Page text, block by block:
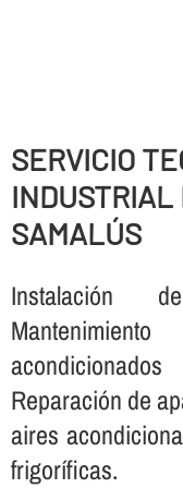
SERVICIO
INDUSTRIAL
SAMALÚS
Instalación
Reparación de
aires
frigorí­ficas.